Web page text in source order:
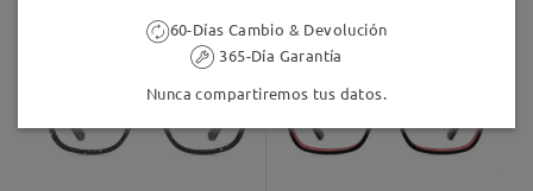
60-Días Cambio & Devolución
365-Día Garantía
Nunca compartiremos tus datos.